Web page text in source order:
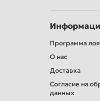
Программа
О нас
Доставка
Согласие на
данных